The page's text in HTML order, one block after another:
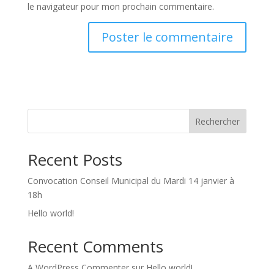
le navigateur pour mon prochain commentaire.
Rechercher
Recent Posts
Convocation Conseil Municipal du Mardi 14 janvier à
18h
Hello world!
Recent Comments